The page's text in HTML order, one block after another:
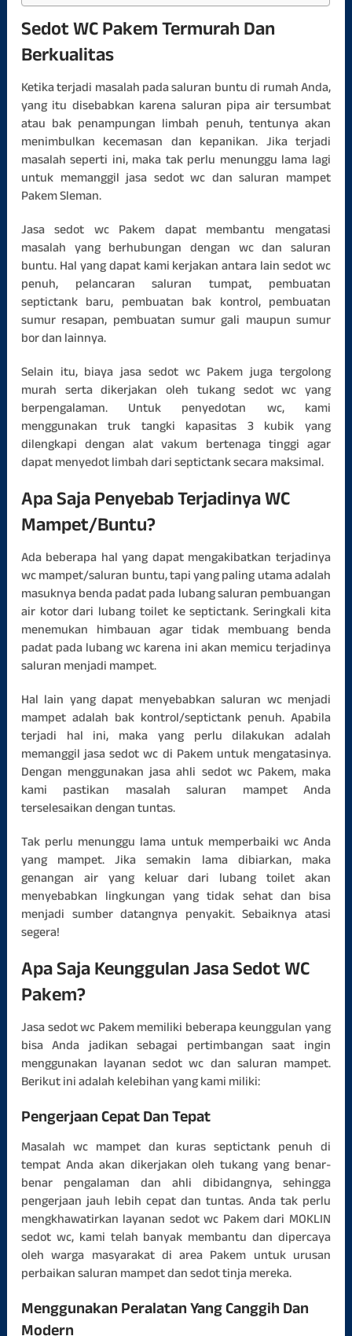
Sedot WC Pakem Termurah Dan
Berkualitas
Ketika terjadi masalah pada saluran buntu di rumah Anda,
yang itu disebabkan karena saluran pipa air tersumbat
atau bak penampungan limbah penuh, tentunya akan
menimbulkan kecemasan dan kepanikan. Jika terjadi
masalah seperti ini, maka tak perlu menunggu lama lagi
untuk memanggil jasa sedot wc dan saluran mampet
Pakem Sleman.
Jasa sedot wc Pakem dapat membantu mengatasi
masalah yang berhubungan dengan wc dan saluran
buntu. Hal yang dapat kami kerjakan antara lain sedot wc
penuh, pelancaran saluran tumpat, pembuatan
septictank baru, pembuatan bak kontrol, pembuatan
sumur resapan, pembuatan sumur gali maupun sumur
bor dan lainnya.
Selain itu, biaya jasa sedot wc Pakem juga tergolong
murah serta dikerjakan oleh tukang sedot wc yang
berpengalaman. Untuk penyedotan wc, kami
menggunakan truk tangki kapasitas 3 kubik yang
dilengkapi dengan alat vakum bertenaga tinggi agar
dapat menyedot limbah dari septictank secara maksimal.
Apa Saja Penyebab Terjadinya WC
Mampet/Buntu?
Ada beberapa hal yang dapat mengakibatkan terjadinya
wc mampet/saluran buntu, tapi yang paling utama adalah
masuknya benda padat pada lubang saluran pembuangan
air kotor dari lubang toilet ke septictank. Seringkali kita
menemukan himbauan agar tidak membuang benda
padat pada lubang wc karena ini akan memicu terjadinya
saluran menjadi mampet.
Hal lain yang dapat menyebabkan saluran wc menjadi
mampet adalah bak kontrol/septictank penuh. Apabila
terjadi hal ini, maka yang perlu dilakukan adalah
memanggil jasa sedot wc di Pakem untuk mengatasinya.
Dengan menggunakan jasa ahli sedot wc Pakem, maka
kami pastikan masalah saluran mampet Anda
terselesaikan dengan tuntas.
Tak perlu menunggu lama untuk memperbaiki wc Anda
yang mampet. Jika semakin lama dibiarkan, maka
genangan air yang keluar dari lubang toilet akan
menyebabkan lingkungan yang tidak sehat dan bisa
menjadi sumber datangnya penyakit. Sebaiknya atasi
segera!
Apa Saja Keunggulan Jasa Sedot WC
Pakem?
Jasa sedot wc Pakem memiliki beberapa keunggulan yang
bisa Anda jadikan sebagai pertimbangan saat ingin
menggunakan layanan sedot wc dan saluran mampet.
Berikut ini adalah kelebihan yang kami miliki:
Pengerjaan Cepat Dan Tepat
Masalah wc mampet dan kuras septictank penuh di
tempat Anda akan dikerjakan oleh tukang yang benar-
benar pengalaman dan ahli dibidangnya, sehingga
pengerjaan jauh lebih cepat dan tuntas. Anda tak perlu
mengkhawatirkan layanan sedot wc Pakem dari MOKLIN
sedot wc, kami telah banyak membantu dan dipercaya
oleh warga masyarakat di area Pakem untuk urusan
perbaikan saluran mampet dan sedot tinja mereka.
Menggunakan Peralatan Yang Canggih Dan